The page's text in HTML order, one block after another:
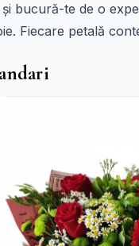
și bucură-te de o
Fiecare petală